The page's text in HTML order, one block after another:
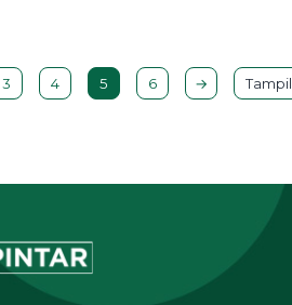
3 4 5 6 →